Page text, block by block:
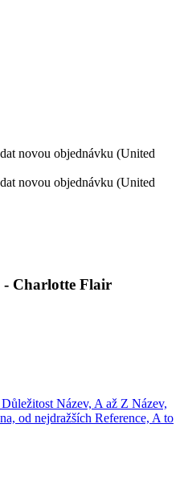
novou objednávku (United
novou objednávku (United
- Charlotte Flair
DůležitostNázev, A až Z Název,
od nejdražších Reference, A to